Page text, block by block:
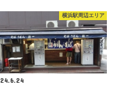
横浜駅周辺エリア